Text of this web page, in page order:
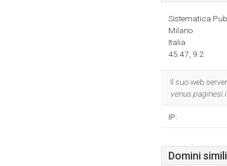
Sistematica
Milano
Italia
45.47, 9.2
Il suo web
IP:
Domini simili